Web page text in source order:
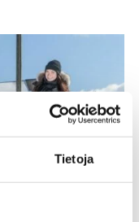
Tietoja